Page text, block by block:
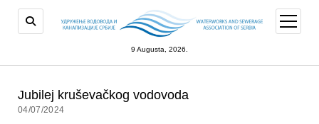
9 Augusta, 2026.
open
menu
Jubilej kruševačkog vodovoda
04/07/2024